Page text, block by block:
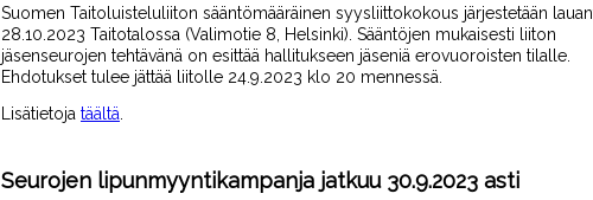
Suomen Taitoluisteluliiton sääntömääräinen syysliittokokous järjestetään
28.10.2023 Taitotalossa (Valimotie 8, Helsinki) . Sääntöjen mukaisesti l iiton
jäsenseurojen tehtävänä on esittää hallitukseen jäseniä erovuoroisten tilalle
Ehdotukset tulee jättää liitolle 24.9.2023 klo 20 mennessä.
Lisätietoja täältä
Seurojen lipunmyyntikampanja jatkuu 30.9.2023 asti